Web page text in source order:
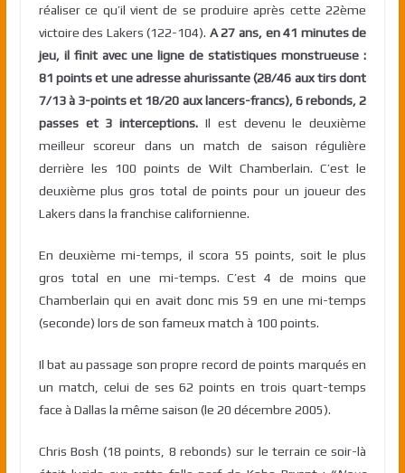
réaliser ce qu’il vient de se produire après cette 22ème
victoire des Lakers (122-104). A 27 ans, en 41 minutes de
jeu, il finit avec une ligne de statistiques monstrueuse :
81 points et une adresse ahurissante (28/46 aux tirs dont
7/13 à 3-points et 18/20 aux lancers-francs), 6 rebonds, 2
passes et 3 interceptions. Il est devenu le deuxième
meilleur scoreur dans un match de saison régulière
derrière les 100 points de Wilt Chamberlain. C’est le
deuxième plus gros total de points pour un joueur des
Lakers dans la franchise californienne.
En deuxième mi-temps, il scora 55 points, soit le plus
gros total en une mi-temps. C’est 4 de moins que
Chamberlain qui en avait donc mis 59 en une mi-temps
(seconde) lors de son fameux match à 100 points.
Il bat au passage son propre record de points marqués en
un match, celui de ses 62 points en trois quart-temps
face à Dallas la même saison (le 20 décembre 2005).
Chris Bosh (18 points, 8 rebonds) sur le terrain ce soir-là